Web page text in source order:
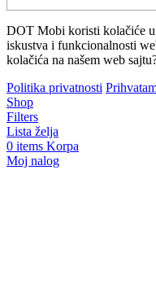
DOT Mobi koristi kolačiće
iskustva i funkcionalnosti
kolačića na našem web
Politika privatnosti
Shop
Filters
Lista želja
0 items Korpa
Moj nalog